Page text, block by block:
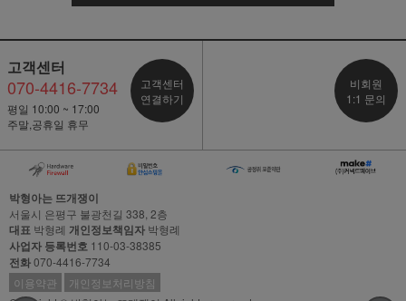
고객센터
070-4416-7734
평일 10:00 ~ 17:00
주말,공휴일 휴무
고객센터
연결하기
비회원
1:1 문의
박형아는 뜨개쟁이
서울시 은평구 불광천길 338, 2층
대표 박형례 개인정보책임자 박형례
사업자 등록번호 110-03-38385
전화070-4416-7734
이용약관
개인정보처리방침